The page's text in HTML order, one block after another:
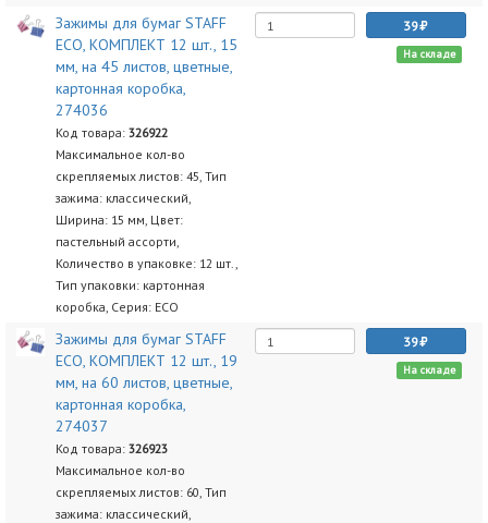
Зажимы для бумаг STAFF
ECO, КОМПЛЕКТ 12 шт., 15
мм, на 45 листов, цветные,
картонная коробка,
274036
Код товара: 326922
Максимальное кол-во
скрепляемых листов: 45, Тип
зажима: классический,
Ширина: 15 мм, Цвет:
пастельный ассорти,
Количество в упаковке: 12 шт.,
Тип упаковки: картонная
коробка, Серия: ECO
39
На складе
Зажимы для бумаг STAFF
ECO, КОМПЛЕКТ 12 шт., 19
мм, на 60 листов, цветные,
картонная коробка,
274037
Код товара: 326923
Максимальное кол-во
скрепляемых листов: 60, Тип
зажима: классический,
39
На складе